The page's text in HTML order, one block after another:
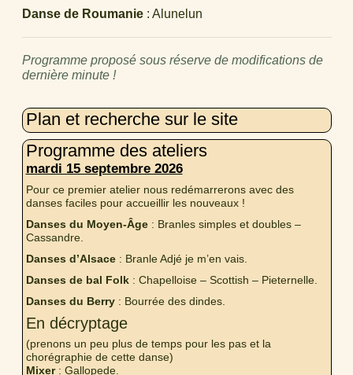
Danse de Roumanie: Alunelun
Programme proposé sous réserve de modifications de
dernière minute !
Plan et recherche sur le site
Programme des ateliers
mardi 15 septembre 2026
Pour ce premier atelier nous redémarrerons avec des
danses faciles pour accueillir les nouveaux !
Danses du Moyen-Âge: Branles simples et doubles –
Cassandre.
Danses d’Alsace: Branle Adjé je m’en vais.
Danses de bal Folk: Chapelloise – Scottish – Pieternelle.
Danses du Berry: Bourrée des dindes.
En décryptage
(prenons un peu plus de temps pour les pas et la
chorégraphie de cette danse)
Mixer: Gallopede.